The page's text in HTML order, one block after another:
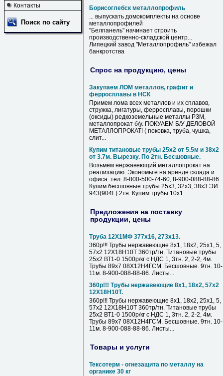
Контакты
Поиск по сайту
Борисоглебск металлопрофиль
... выпускать домокомплекты на основе
металлопрофилей
"Белпанель" начинает строить
производственно-складской центр...
Липецкий завод "Металлопрофиль" избежал
банкротства
Спрос на продукцию, цены
Закупаем ЛОМ металлов, графит и
ферросплавы в НСК
Примем лома всех металлов и их сплавов,
стружка, лигатуры, ферросплавы, порошки
(оксиды) редкоземельные металлы РЗМ,
металлопрокат б/у. ПОКУАЕМ Б/У ДЕЛОВОЙ
МЕТАЛЛОПРОКАТ! ( поковка, труба, чушка,
слит...
Купим титановые трубы 25х2 от 5.5м и 38х2
от 3.7м. Вырезку. По 2тн. Бесшовные.
Возьмём нержавеющий металлопрокат на
реализацию. Экономьте на аренде склада и
офиса. тел: 8-800-500-74-60, 8-900-088-88-86.
Купим бесшовные трубы 25х3, 32х3, 38х3 ЭИ
943(904L) 2тн. Купим трубы 10х1...
Предложения на поставку
продукции, цены
Труба 12Х1МФ 377х16, 273х13.
360р!!! Трубы нержавеющие 8х1, 18х2, 25х1, 5,
57х2 12Х18Н10Т 360тр/тн. Титановые трубы
25х2 ВТ1-0 1500р/кг с НДС 1, 3тн. 2, 2-2, 4м.
Трубы 89х7 08Х12Н4ГСМ. Бесшовные. 9тн. 10-
11м. 8-900-088-88-86. Листы...
360р!!! Трубы нержавеющие 8х1, 18х2, 57х2
12Х18Н10Т.
360р!!! Трубы нержавеющие 8х1, 18х2, 25х1, 5,
57х2 12Х18Н10Т 360тр/тн. Титановые трубы
25х2 ВТ1-0 1500р/кг с НДС 1, 3тн. 2, 2-2, 4м.
Трубы 89х7 08Х12Н4ГСМ. Бесшовные. 9тн. 10-
11м. 8-900-088-88-86. Листы...
Товары и услуги
Тексотерм - огнезащита по металлу на
органике 30 кг